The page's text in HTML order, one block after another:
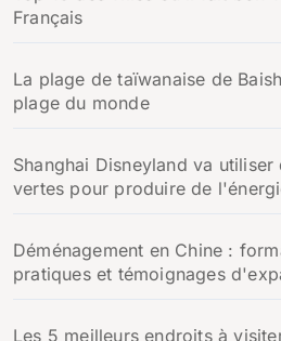
Français
La plage de taïwanaise de
plage du monde
Shanghai Disneyland va
vertes pour produire de
Déménagement en Chine :
pratiques et témoignages
Les 5 meilleurs endroits à